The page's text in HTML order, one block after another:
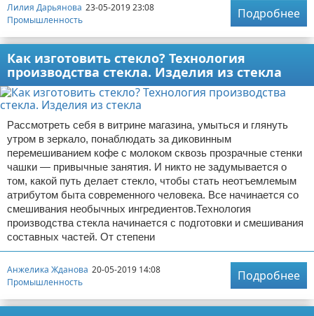
Лилия Дарьянова 23-05-2019 23:08
Промышленность
Подробнее
Как изготовить стекло? Технология
производства стекла. Изделия из стекла
Рассмотреть себя в витрине магазина, умыться и глянуть
утром в зеркало, понаблюдать за диковинным
перемешиванием кофе с молоком сквозь прозрачные стенки
чашки — привычные занятия. И никто не задумывается о
том, какой путь делает стекло, чтобы стать неотъемлемым
атрибутом быта современного человека. Все начинается со
смешивания необычных ингредиентов.Технология
производства стекла начинается с подготовки и смешивания
составных частей. От степени
Анжелика Жданова 20-05-2019 14:08
Промышленность
Подробнее